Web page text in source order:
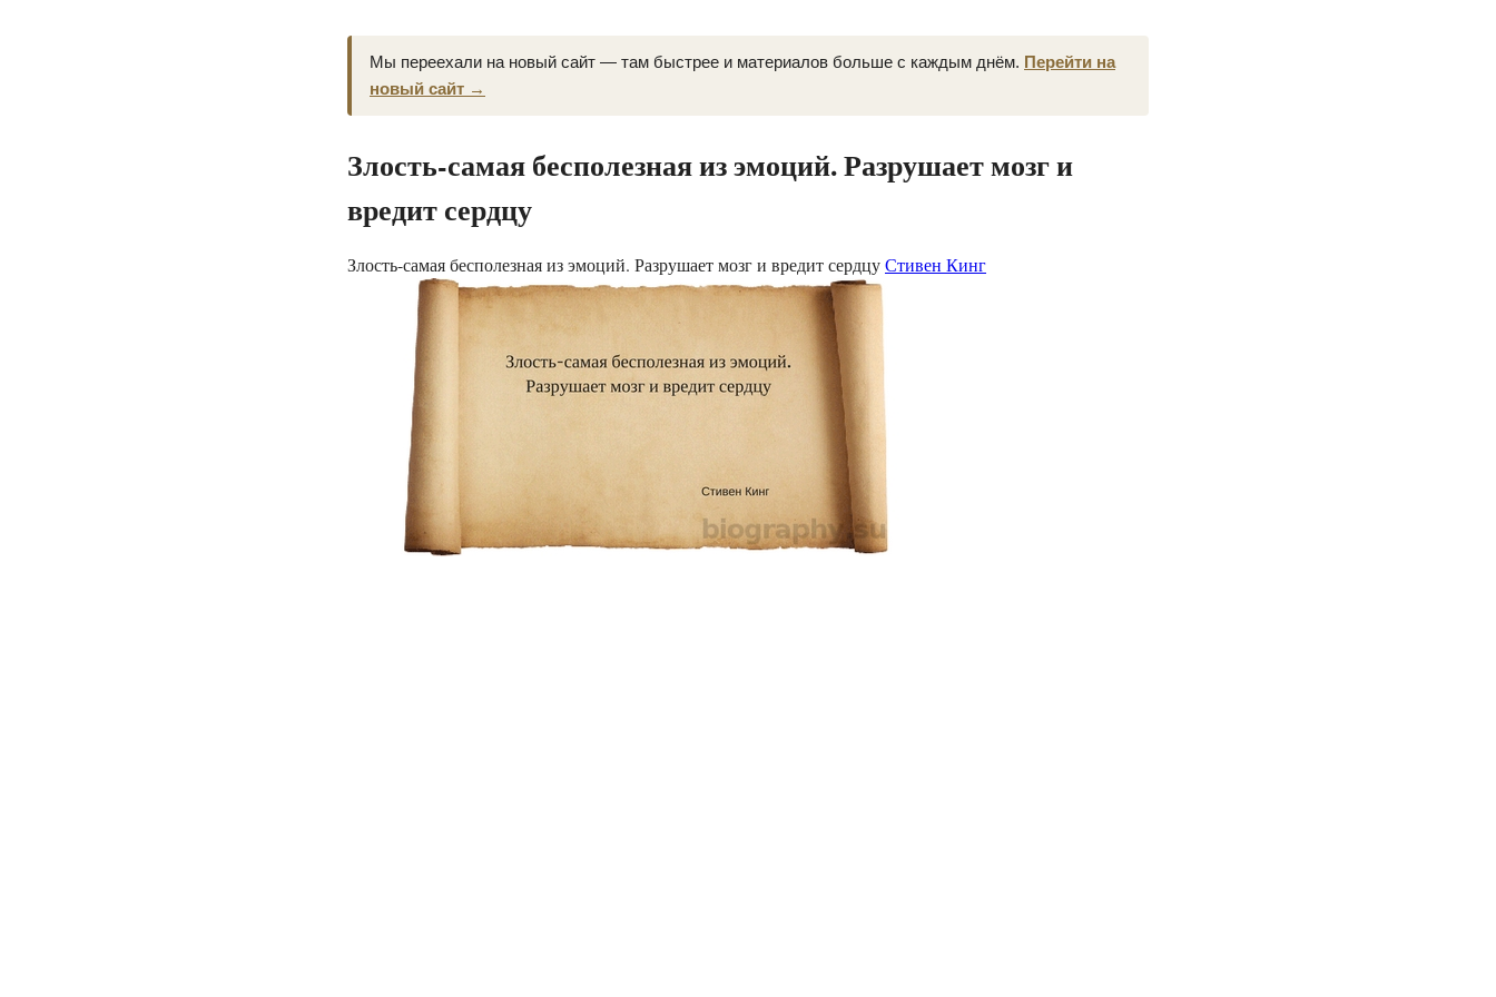
Мы переехали на новый сайт — там быстрее и материалов больше с каждым днём. Перейти на
новый сайт →
Злость-самая бесполезная из эмоций. Разрушает мозг и
вредит сердцу
Злость-самая бесполезная из эмоций. Разрушает мозг и вредит сердцуСтивен Кинг